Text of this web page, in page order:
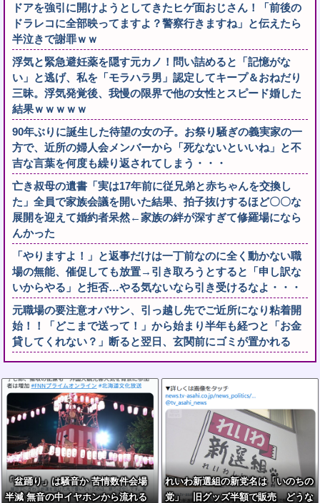
ドアを強引に開けようとしてきたヒゲ面おじさん！「前後の
ドラレコに全部映ってますよ？警察行きますね」と伝えたら
半泣きで謝罪ｗｗ
浮気と緊急避妊薬を隠す元カノ！問い詰めると「記憶がな
い」と逃げ、私を「モラハラ男」認定してキープ＆おねだり
三昧。浮気発覚後、我慢の限界で他の女性とスピード婚した
結果ｗｗｗｗｗ
90年ぶりに誕生した待望の女の子。お祭り騒ぎの義実家の一
方で、近所の婦人会メンバーから「死なないといいね」と不
吉な言葉を何度も繰り返されてしまう・・・
亡き叔母の遺書「実は17年前に従兄弟と赤ちゃんを交換し
た」全員で家族会議を開いた結果、拍子抜けするほど〇〇な
展開を迎えて婚約者呆然←家族の絆が深すぎて修羅場になら
んかった
「やりますよ！」と返事だけは一丁前なのに全く動かない職
場の無能、催促しても放置→引き取ろうとすると「申し訳な
いからやる」と拒否…やる気ないなら引き受けるなよ・・・
元職場の要注意オバサン、引っ越し先でご近所になり粘着開
始！！「どこまで送って！」から始まり半年も経つと「お金
貸してくれない？」断ると翌日、玄関前にゴミが置かれる
「盆踊り」は騒音か 苦情数件会場
半減 無音の中イヤホンから流れる
れいわ新選組の新党名は「いのちの
党」 旧グッズ半額で販売 どうな